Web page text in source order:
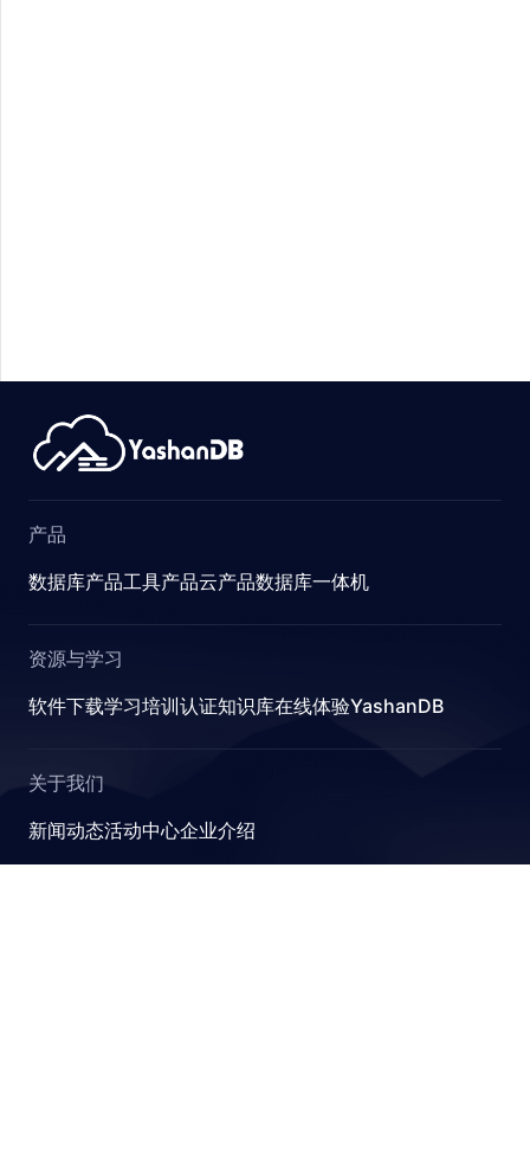
产品
数据库产品工具产品云产品数据库一体机
资源与学习
软件下载学习培训认证知识库在线体验YashanDB
关于我们
新闻动态活动中心企业介绍